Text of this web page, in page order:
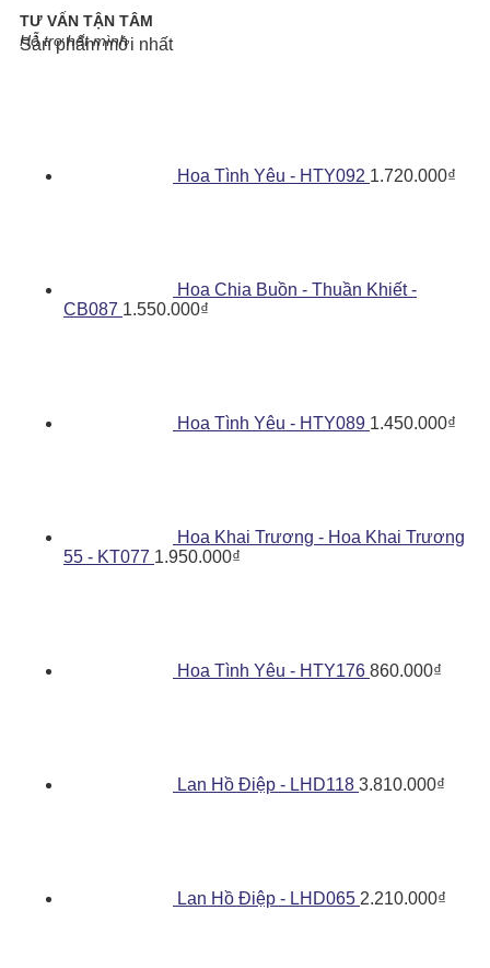
TƯ VẤN TẬN TÂM
Hỗ trợ hết mình
Sản phẩm mới nhất
Hoa Tình Yêu - HTY092 1.720.000₫
Hoa Chia Buồn - Thuần Khiết -
CB087 1.550.000₫
Hoa Tình Yêu - HTY089 1.450.000₫
Hoa Khai Trương - Hoa Khai Trương
55 - KT077 1.950.000₫
Hoa Tình Yêu - HTY176 860.000₫
Lan Hồ Điệp - LHD118 3.810.000₫
Lan Hồ Điệp - LHD065 2.210.000₫